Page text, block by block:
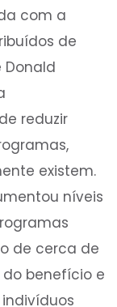
com a
de
Donald
reduzir
existem.
níveis
de cerca de
do benefício e